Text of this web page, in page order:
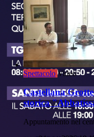
Spettacolo Video
Castellana
storica
Appuntamento nel